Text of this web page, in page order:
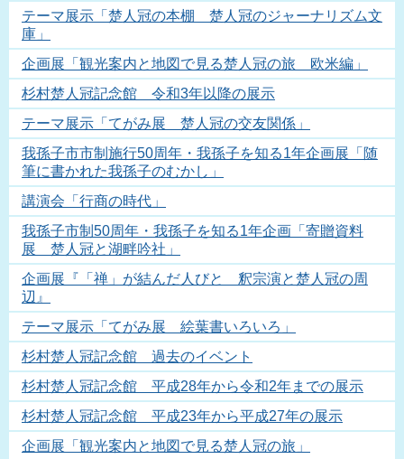
テーマ展示「楚人冠の本棚 楚人冠のジャーナリズム文
庫」
企画展「観光案内と地図で見る楚人冠の旅 欧米編」
杉村楚人冠記念館 令和3年以降の展示
テーマ展示「てがみ展 楚人冠の交友関係」
我孫子市市制施行50周年・我孫子を知る1年企画展「随
筆に書かれた我孫子のむかし」
講演会「行商の時代」
我孫子市制50周年・我孫子を知る1年企画「寄贈資料
展 楚人冠と湖畔吟社」
企画展『「禅」が結んだ人びと 釈宗演と楚人冠の周
辺』
テーマ展示「てがみ展 絵葉書いろいろ」
杉村楚人冠記念館 過去のイベント
杉村楚人冠記念館 平成28年から令和2年までの展示
杉村楚人冠記念館 平成23年から平成27年の展示
企画展「観光案内と地図で見る楚人冠の旅」